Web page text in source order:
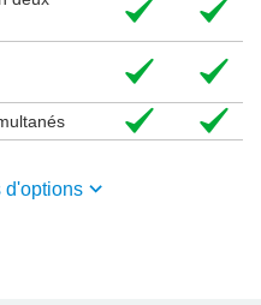
d'options